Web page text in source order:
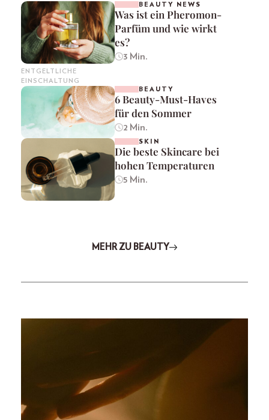
ENTGELTLICHE
EINSCHALTUNG
BEAUTY NEWS
Was ist ein Pheromon-
Parfüm und wie wirkt
es?
3 Min.
BEAUTY
6 Beauty-Must-Haves
für den Sommer
2 Min.
SKIN
Die beste Skincare bei
hohen Temperaturen
5 Min.
MEHR ZU BEAUTY